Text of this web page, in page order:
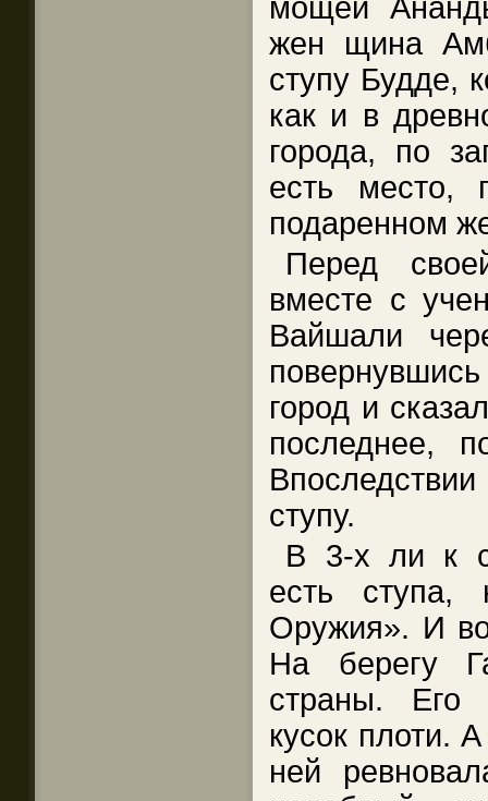
мощей
жен щина
ступу Будде,
как и в
города, по
есть место,
подаренном
Перед
вместе с
Вайшали
город и
последнее,
ступу.
В 3-х ли к
есть ступа,
Оружия». И
На берегу
страны. Его
кусок плоти.
ней